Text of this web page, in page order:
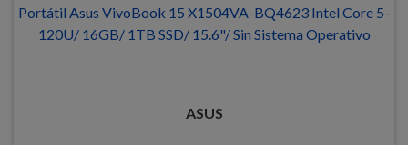
Portátil Asus VivoBook 15 X1504VA-BQ4623 Intel Core 5-
120U/ 16GB/ 1TB SSD/ 15.6"/ Sin Sistema Operativo
ASUS